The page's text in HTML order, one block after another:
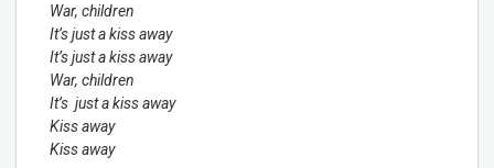
War, children
It’s just a kiss away
It’s just a kiss away
War, children
It’s just a kiss away
Kiss away
Kiss away